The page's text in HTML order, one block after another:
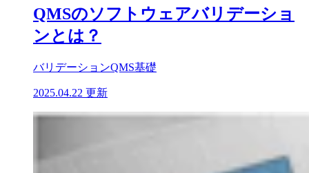
QMSのソフトウェアバリデーショ
ンとは？
バリデーションQMS基礎
2025.04.22 更新